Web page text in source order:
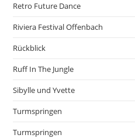
Retro Future Dance
Riviera Festival Offenbach
Rückblick
Ruff In The Jungle
Sibylle und Yvette
Turmspringen
Turmspringen